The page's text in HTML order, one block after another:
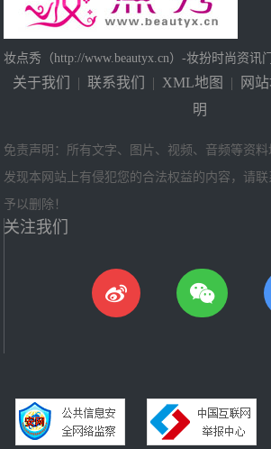
妆点秀（http://www.beautyx.cn）-妆扮时尚资讯
关于我们 | 联系我们 | XML地图 | 网
明
免责声明：所有文字、图片、视频、音频等资
发现本网站上有侵犯您的合法权益的内容，请
予以删除！
关注我们